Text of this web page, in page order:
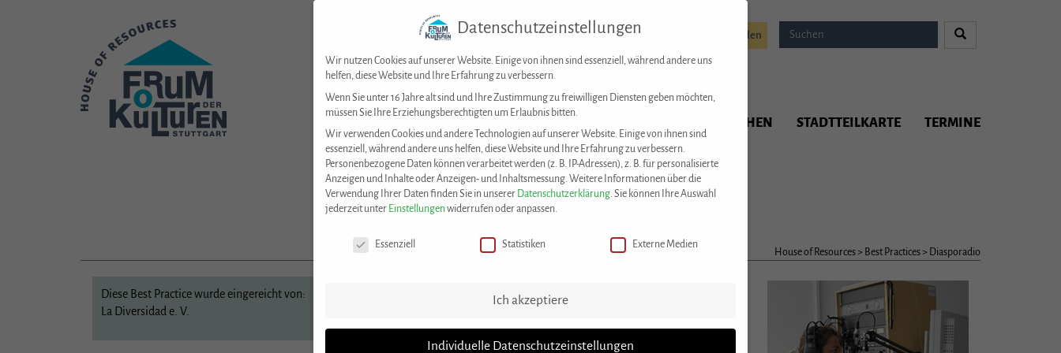
Forum der Kulturen Stuttgart e. V. Spenden
DAS KONZEPT MITMACHEN STADTTEILKARTE TERMINE
House of Resources> Best Practices> Diasporadio
Diese Best Practice wurde eingereicht von:
La Diversidad e. V.
Datenschutzeinstellungen
Wir nutzen Cookies auf unserer Website. Einige von ihnen sind essenziell, während andere uns
helfen, diese Website und Ihre Erfahrung zu verbessern.
Wenn Sie unter 16 Jahre alt sind und Ihre Zustimmung zu freiwilligen Diensten geben möchten,
müssen Sie Ihre Erziehungsberechtigten um Erlaubnis bitten.
Wir verwenden Cookies und andere Technologien auf unserer Website. Einige von ihnen sind
essenziell, während andere uns helfen, diese Website und Ihre Erfahrung zu verbessern.
Personenbezogene Daten können verarbeitet werden (z. B. IP-Adressen), z. B. für personalisierte
Anzeigen und Inhalte oder Anzeigen- und Inhaltsmessung. Weitere Informationen über die
Verwendung Ihrer Daten finden Sie in unserer Datenschutzerklärung. Sie können Ihre Auswahl
jederzeit unter Einstellungenwiderrufen oder anpassen.
Essenziell
Statistiken Externe Medien
Ich akzeptiere
Individuelle Datenschutzeinstellungen